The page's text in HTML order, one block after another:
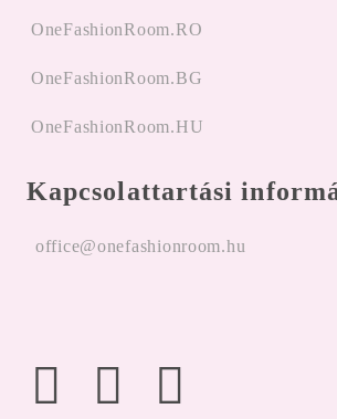
OneFashionRoom.RO
OneFashionRoom.BG
OneFashionRoom.HU
Kapcsolattartási
office@onefashionroom.hu